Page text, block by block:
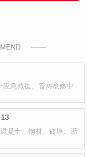
急救援、管网抢修中
凝土、钢材、砖墙、沥